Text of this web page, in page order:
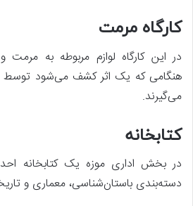
کارگاه مرمت
در این کارگاه لوازم مربوطه به مرمت و
هنگامی که یک اثر کشف می‌شود توسط
می‌گیرند.
کتابخانه
در بخش اداری موزه یک کتابخانه
دسته‌بندی باستان‌شناسی، معماری و